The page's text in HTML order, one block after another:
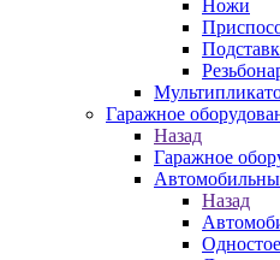
Ножи
Гаражное
Назад
Гаражное
Назад